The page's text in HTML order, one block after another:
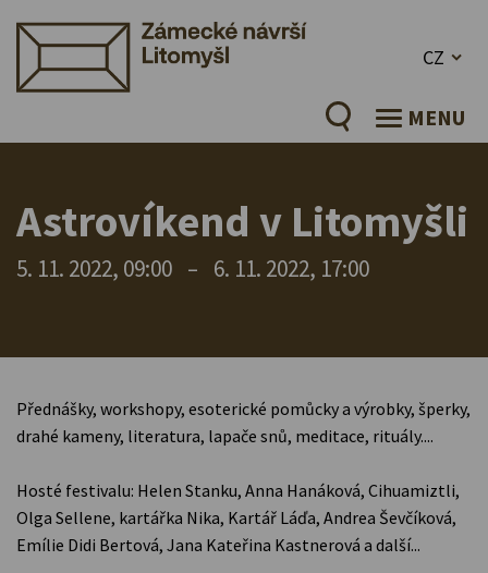
CZ
MENU
Astrovíkend v Litomyšli
5. 11. 2022, 09:00 – 6. 11. 2022, 17:00
Přednášky, workshopy, esoterické pomůcky a výrobky, šperky,
drahé kameny, literatura, lapače snů, meditace, rituály....
Hosté festivalu: Helen Stanku, Anna Hanáková, Cihuamiztli,
Olga Sellene, kartářka Nika, Kartář Láďa, Andrea Ševčíková,
Emílie Didi Bertová, Jana Kateřina Kastnerová a další...